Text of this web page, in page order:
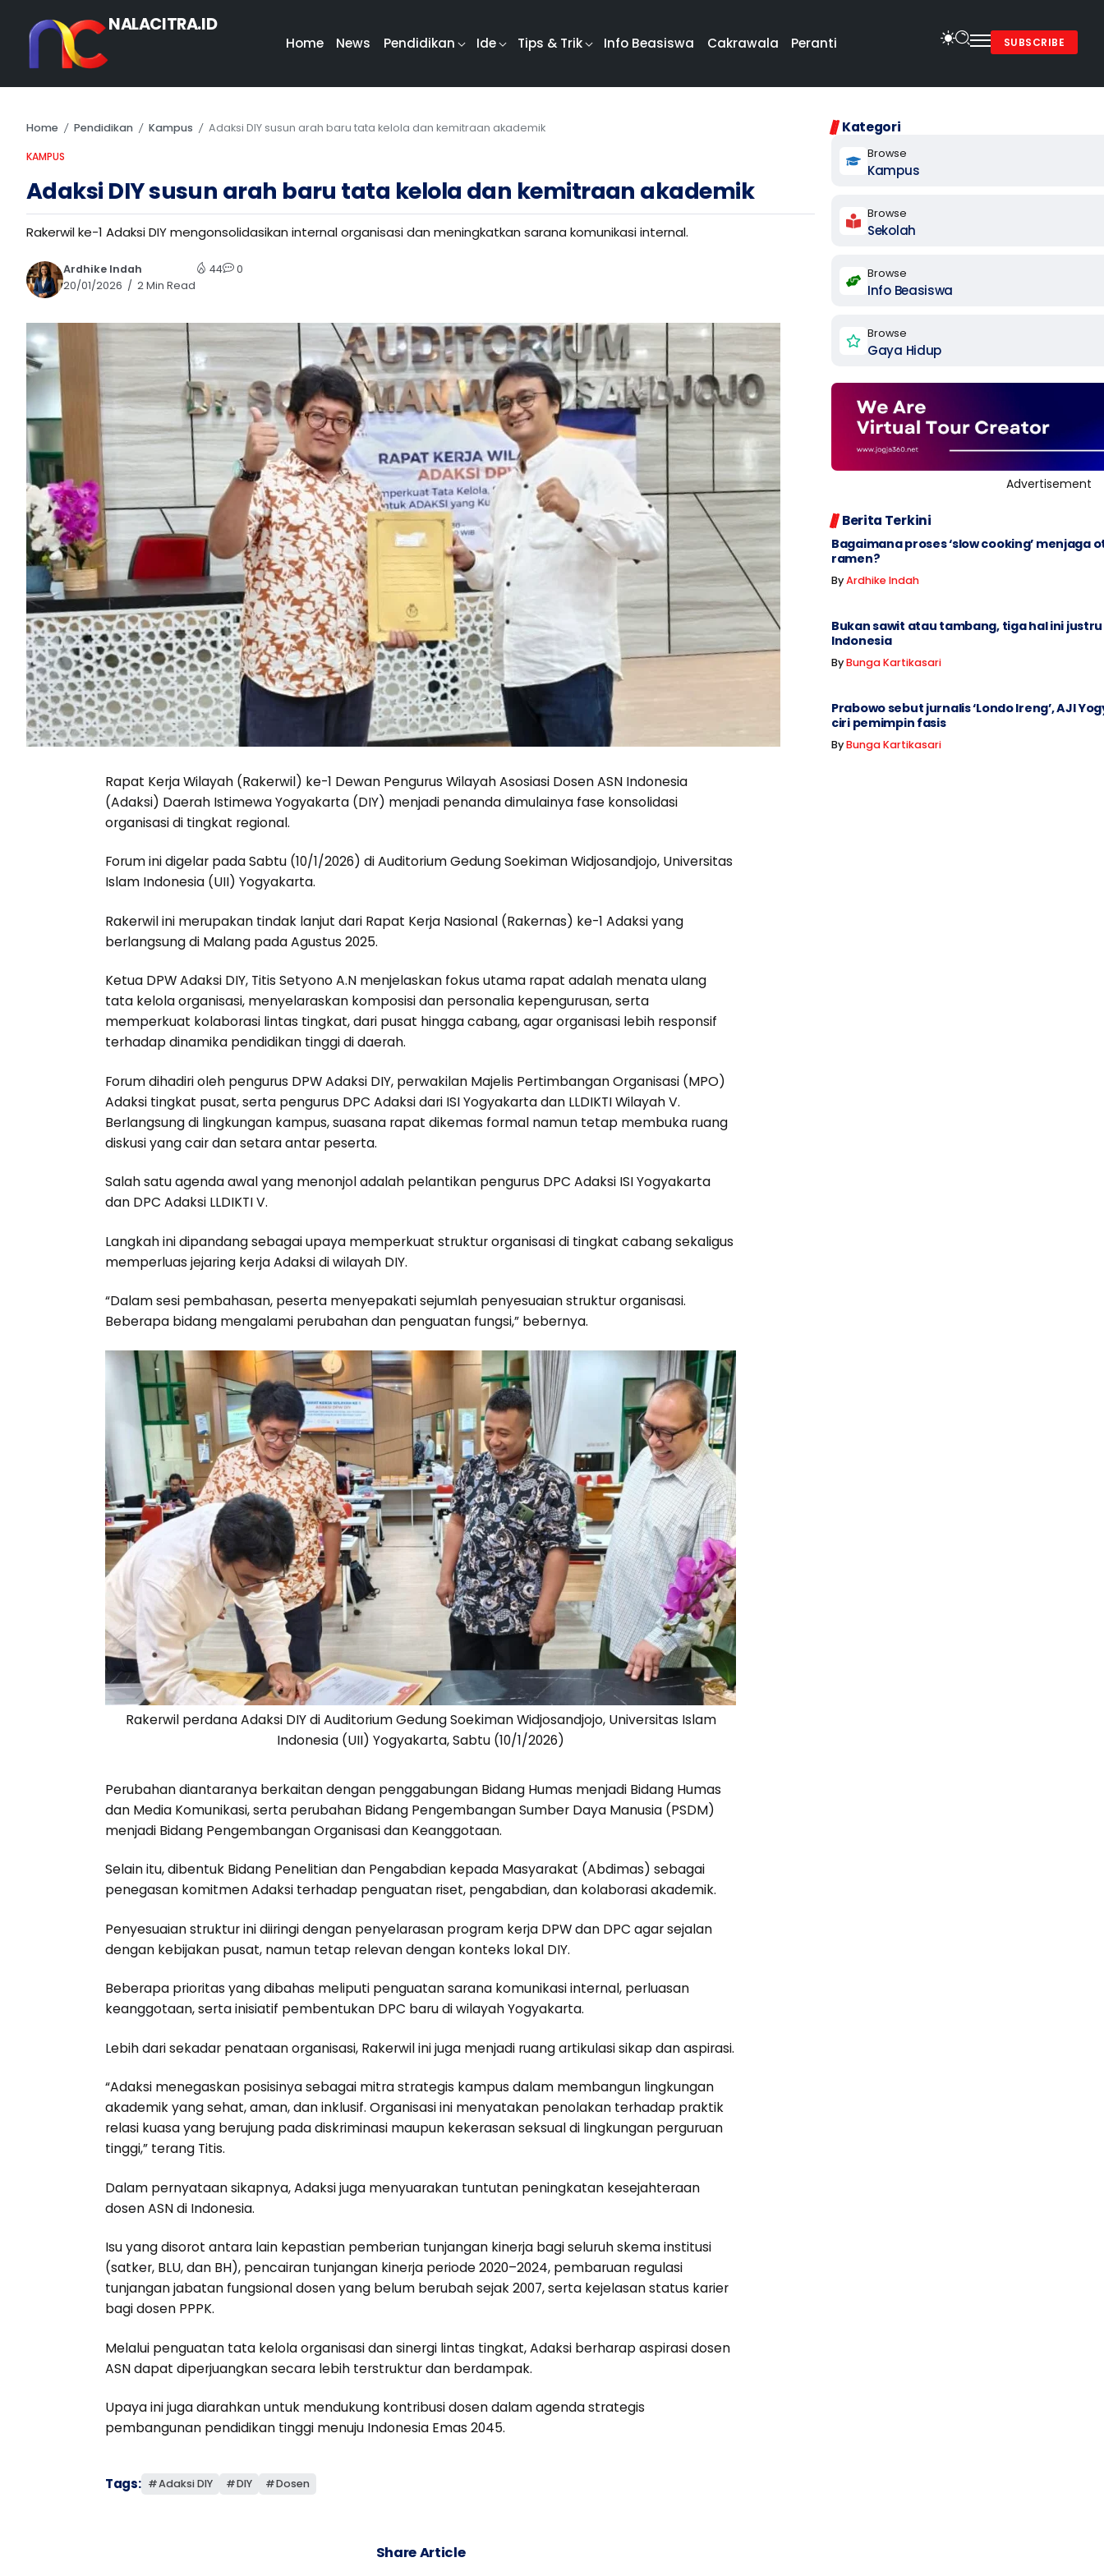
NALACITRA.ID
Home News Pendidikan Ide Tips & Trik Info Beasiswa Cakrawala Peranti
Ikuti
Ikuti
Langganan
Chat
Ikuti
SUBSCRIBE
Home / Pendidikan / Kampus / Adaksi DIY susun arah baru tata kelola dan kemitraan akademik
KAMPUS
Adaksi DIY susun arah baru tata kelola dan kemitraan akademik
Rakerwil ke-1 Adaksi DIY mengonsolidasikan internal organisasi dan meningkatkan sarana komunikasi internal.
Ardhike Indah
20/01/2026
2 Min Read
44 0
Rapat Kerja Wilayah (Rakerwil) ke-1 Dewan Pengurus Wilayah Asosiasi Dosen ASN Indonesia
(Adaksi) Daerah Istimewa Yogyakarta (DIY) menjadi penanda dimulainya fase konsolidasi
organisasi di tingkat regional.
Forum ini digelar pada Sabtu (10/1/2026) di Auditorium Gedung Soekiman Widjosandjojo, Universitas
Islam Indonesia (UII) Yogyakarta.
Rakerwil ini merupakan tindak lanjut dari Rapat Kerja Nasional (Rakernas) ke-1 Adaksi yang
berlangsung di Malang pada Agustus 2025.
Ketua DPW Adaksi DIY, Titis Setyono A.N menjelaskan fokus utama rapat adalah menata ulang
tata kelola organisasi, menyelaraskan komposisi dan personalia kepengurusan, serta
memperkuat kolaborasi lintas tingkat, dari pusat hingga cabang, agar organisasi lebih responsif
terhadap dinamika pendidikan tinggi di daerah.
Forum dihadiri oleh pengurus DPW Adaksi DIY, perwakilan Majelis Pertimbangan Organisasi (MPO)
Adaksi tingkat pusat, serta pengurus DPC Adaksi dari ISI Yogyakarta dan LLDIKTI Wilayah V.
Berlangsung di lingkungan kampus, suasana rapat dikemas formal namun tetap membuka ruang
diskusi yang cair dan setara antar peserta.
Salah satu agenda awal yang menonjol adalah pelantikan pengurus DPC Adaksi ISI Yogyakarta
dan DPC Adaksi LLDIKTI V.
Langkah ini dipandang sebagai upaya memperkuat struktur organisasi di tingkat cabang sekaligus
memperluas jejaring kerja Adaksi di wilayah DIY.
“Dalam sesi pembahasan, peserta menyepakati sejumlah penyesuaian struktur organisasi.
Beberapa bidang mengalami perubahan dan penguatan fungsi,” bebernya.
Rakerwil perdana Adaksi DIY di Auditorium Gedung Soekiman Widjosandjojo, Universitas Islam
Indonesia (UII) Yogyakarta, Sabtu (10/1/2026)
Perubahan diantaranya berkaitan dengan penggabungan Bidang Humas menjadi Bidang Humas
dan Media Komunikasi, serta perubahan Bidang Pengembangan Sumber Daya Manusia (PSDM)
menjadi Bidang Pengembangan Organisasi dan Keanggotaan.
Selain itu, dibentuk Bidang Penelitian dan Pengabdian kepada Masyarakat (Abdimas) sebagai
penegasan komitmen Adaksi terhadap penguatan riset, pengabdian, dan kolaborasi akademik.
Penyesuaian struktur ini diiringi dengan penyelarasan program kerja DPW dan DPC agar sejalan
dengan kebijakan pusat, namun tetap relevan dengan konteks lokal DIY.
Beberapa prioritas yang dibahas meliputi penguatan sarana komunikasi internal, perluasan
keanggotaan, serta inisiatif pembentukan DPC baru di wilayah Yogyakarta.
Lebih dari sekadar penataan organisasi, Rakerwil ini juga menjadi ruang artikulasi sikap dan aspirasi.
“Adaksi menegaskan posisinya sebagai mitra strategis kampus dalam membangun lingkungan
akademik yang sehat, aman, dan inklusif. Organisasi ini menyatakan penolakan terhadap praktik
relasi kuasa yang berujung pada diskriminasi maupun kekerasan seksual di lingkungan perguruan
tinggi,” terang Titis.
Dalam pernyataan sikapnya, Adaksi juga menyuarakan tuntutan peningkatan kesejahteraan
dosen ASN di Indonesia.
Isu yang disorot antara lain kepastian pemberian tunjangan kinerja bagi seluruh skema institusi
(satker, BLU, dan BH), pencairan tunjangan kinerja periode 2020–2024, pembaruan regulasi
tunjangan jabatan fungsional dosen yang belum berubah sejak 2007, serta kejelasan status karier
bagi dosen PPPK.
Melalui penguatan tata kelola organisasi dan sinergi lintas tingkat, Adaksi berharap aspirasi dosen
ASN dapat diperjuangkan secara lebih terstruktur dan berdampak.
Upaya ini juga diarahkan untuk mendukung kontribusi dosen dalam agenda strategis
pembangunan pendidikan tinggi menuju Indonesia Emas 2045.
Tags: Adaksi DIY DIY Dosen
Share Article
Kategori
Browse
Kampus
Browse
Sekolah
Browse
Info Beasiswa
Browse
Gaya Hidup
Advertisement
Berita Terkini
Bagaimana proses ‘slow cooking’ menjaga
ramen?
ByArdhike Indah
Bukan sawit atau tambang, tiga hal ini
Indonesia
ByBunga Kartikasari
Prabowo sebut jurnalis ‘Londo Ireng’, AJI
ciri pemimpin fasis
ByBunga Kartikasari